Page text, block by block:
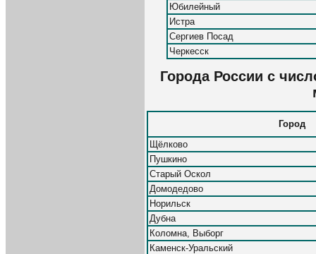
Юбилейный
Истра
Сергиев Посад
Черкесск
Города России с
Город
Щёлково
Пушкино
Старый Оскол
Домодедово
Норильск
Дубна
Коломна, Выборг
Каменск-Уральский